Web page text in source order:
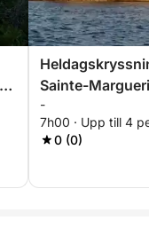
Sainte-
Honorat
-
7h00 · Upp till 4
0 (0)